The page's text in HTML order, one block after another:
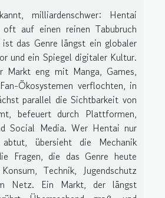
milliardenschwer: Hentai
auf einen reinen Tabubruch
das Genre längst ein globaler
und ein Spiegel digitaler Kultur.
Markt eng mit Manga, Games,
Ökosystemen verflochten, in
parallel die Sichtbarkeit von
befeuert durch Plattformen,
Social Media. Wer Hentai nur
übersieht die Mechanik
Fragen, die das Genre heute
Technik, Jugendschutz
Netz. Ein Markt, der längst